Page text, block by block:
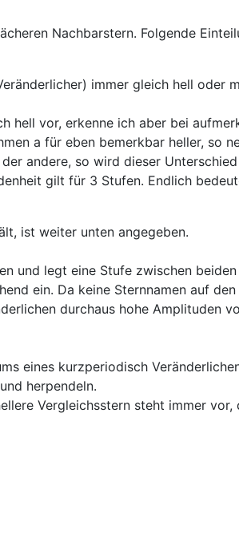
Nachbarstern. Folgende
immer gleich hell oder
hell vor, erkenne ich aber bei
a für eben bemerkbar heller, so
andere, so wird dieser
gilt für 3 Stufen. Endlich
ist weiter unten angegeben.
und legt eine Stufe zwischen
ein. Da keine Sternnamen auf
durchaus hohe Amplituden
eines kurzperiodisch
herpendeln.
Vergleichsstern steht immer